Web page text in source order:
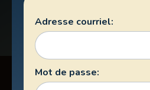
Adresse courriel:
Mot de passe:
Voir la feuille